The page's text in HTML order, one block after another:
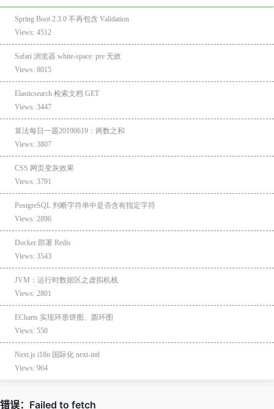
Spring Boot 2.3.0 不再包含 Validation
Views: 4512
Safari 浏览器 white-space: pre 无效
Views: 8015
Elasticsearch 检索文档 GET
Views: 3447
算法每日一题20190619：两数之和
Views: 3807
CSS 网页变灰效果
Views: 3791
PostgreSQL 判断字符串中是否含有指定字符
Views: 2896
Docker 部署 Redis
Views: 3543
JVM：运行时数据区之虚拟机栈
Views: 2801
ECharts 实现环形饼图、圆环图
Views: 550
Next.js i18n 国际化 next-intl
Views: 964